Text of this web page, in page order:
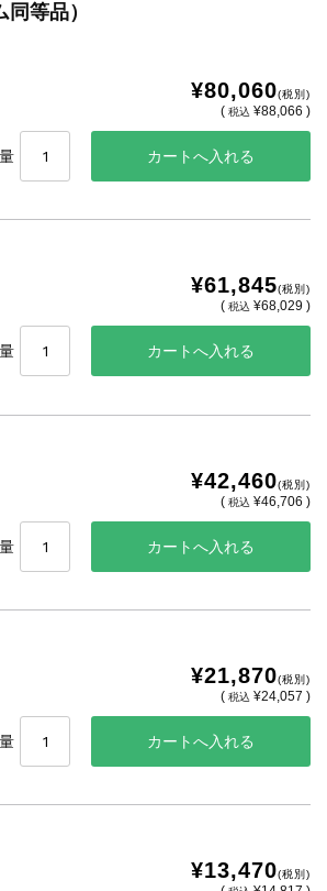
同等品）
¥80,060(税別)
(税込 ¥88,066 )
¥61,845(税別)
(税込 ¥68,029 )
¥42,460(税別)
(税込 ¥46,706 )
¥21,870(税別)
(税込 ¥24,057 )
¥13,470(税別)